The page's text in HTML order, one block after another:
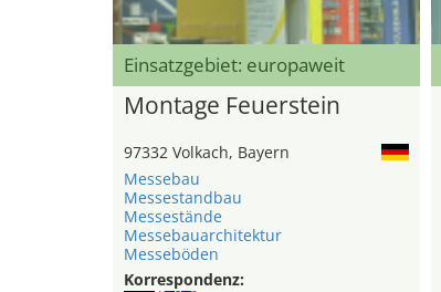
Einsatzgebiet: europaweit
Montage Feuerstein
97332 Volkach, Bayern
Messebau
Messestandbau
Messestände
Messebauarchitektur
Messeböden
Korrespondenz: